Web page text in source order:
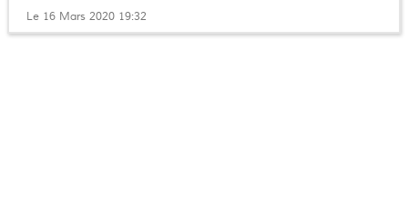
Le 16 Mars 2020 19:32